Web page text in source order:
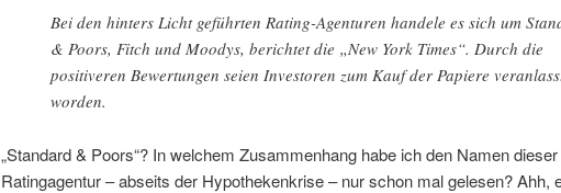
Bei den hinters Licht geführten Rating-Agenturen handele es sich um
& Poors, Fitch und Moodys, berichtet die „New York Times“. Durch die
positiveren Bewertungen seien Investoren zum Kauf der Papiere
worden.
„Standard & Poors“? In welchem Zusammenhang habe ich den Namen dieser
Ratingagentur – abseits der Hypothekenkrise – nur schon mal gelesen? Ahh,